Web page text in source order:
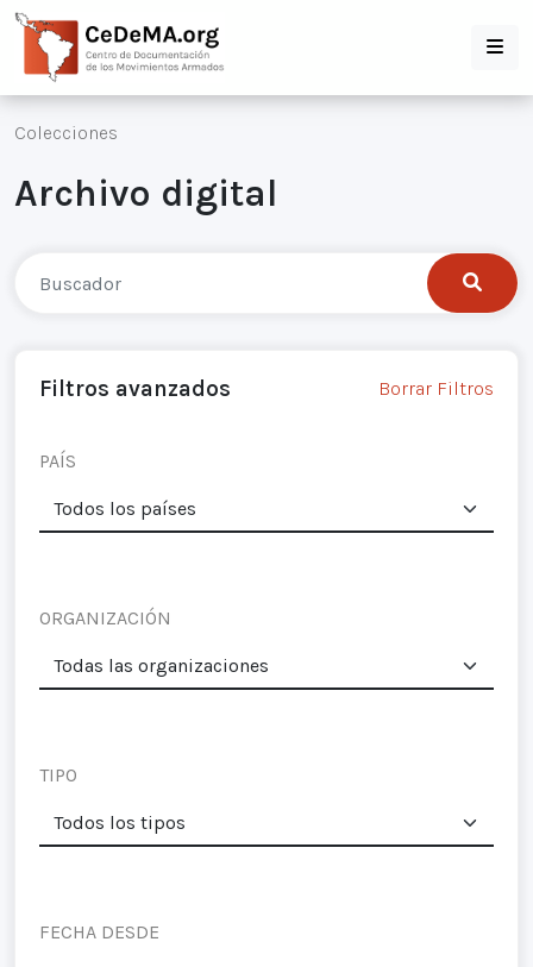
Colecciones
Archivo digital
Filtros avanzados Borrar Filtros
PAÍS
ORGANIZACIÓN
TIPO
FECHA DESDE